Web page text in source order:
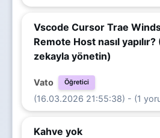
Vscode Cursor Trae
Remote Host nasıl
zekayla yönetin)
Vato Öğretici
(16.03.2026 21:55:38) - (1
Kahve yok